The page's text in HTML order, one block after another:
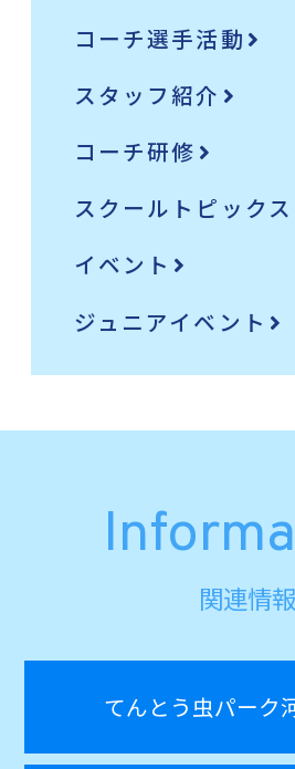
コーチ選手活動
スタッフ紹介
コーチ研修
スクールトピックス
イベント
ジュニアイベント
関連情報
てんとう虫パーク